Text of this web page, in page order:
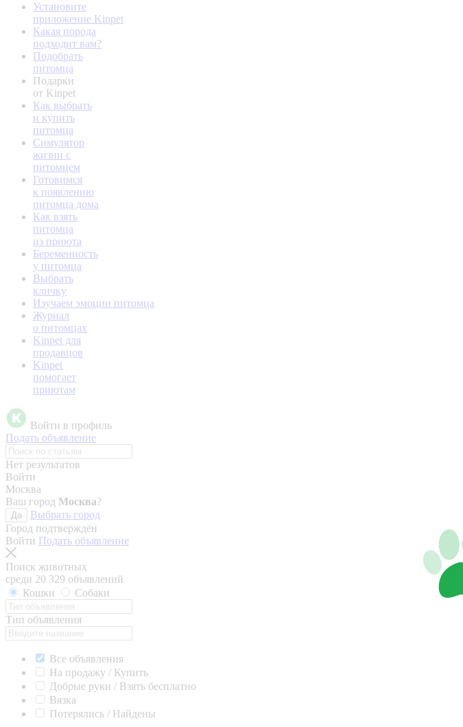
Установите
приложение Kinpet
Какая порода
подходит вам?
Подобрать
питомца
Подарки
от Kinpet
Как выбрать
и купить
питомца
Симулятор
жизни с
питомцем
Готовимся
к появлению
питомца дома
Как взять
питомца
из приюта
Беременность
у питомца
Выбрать
кличку
Изучаем эмоции питомца
Журнал
о питомцах
Kinpet для
продавцов
Kinpet
помогает
приютам
Войти в профиль
Подать объявление
Нет результатов
Войти
Москва
Ваш город Москва?
Да
Выбрать город
Город подтверждён
Войти Подать объявление
Поиск животных
среди 20 329 объявлений
Кошки
Собаки
Тип объявления
Все объявления
На продажу / Купить
Добрые руки / Взять бесплатно
Вязка
Потерялись / Найдены